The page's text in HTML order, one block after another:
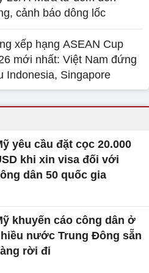
cảnh báo dông lốc
xếp hạng ASEAN Cup
mới nhất: Việt Nam đứng
Indonesia, Singapore
yêu cầu đặt cọc 20.000
khi xin visa đối với
dân 50 quốc gia
khuyến cáo công dân ở
nước Trung Đông sẵn
rời đi